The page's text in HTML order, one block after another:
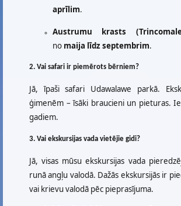
aprīlim.
Austrumu krasts
no maija līdz septembrim.
2. Vai safari ir piemērots bērniem?
Jā, īpaši safari Udawalawe parkā.
ģimenēm – īsāki braucieni un pieturas.
gadiem.
3. Vai ekskursijas vada vietējie gidi?
Jā, visas mūsu ekskursijas vada
runā angļu valodā. Dažās ekskursijās ir
vai krievu valodā pēc pieprasījuma.